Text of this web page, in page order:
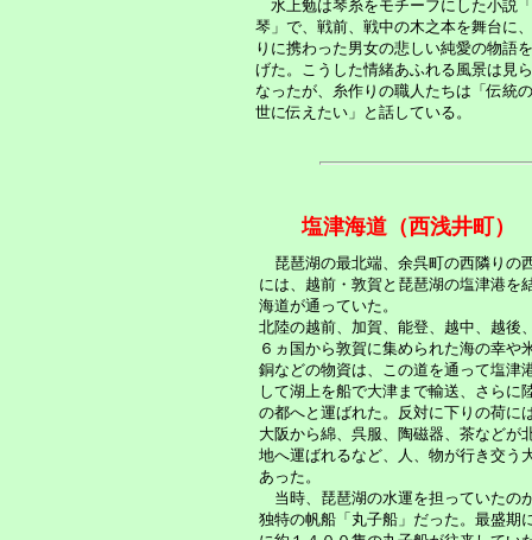
水上勉は琴糸をモチーフにした小説
琴」で、戦前、戦中の木之本を舞台に
りに携わった男女の悲しい純愛の物語
げた。こうした情緒あふれる風景は見
なったが、糸作りの職人たちは「伝統
世に伝えたい」と話している。
塩津海道（西浅井町
琵琶湖の最北端、余呉町の西隣りの
には、越前・敦賀と琵琶湖の塩津港を
海道が通っていた。
北陸の越前、加賀、能登、越中、越後
６ヵ国から敦賀に集められた海の幸や
銅などの物資は、この道を通って塩津
して湖上を船で大津まで輸送、さらに
の都へと運ばれた。反対に下りの荷に
大阪から綿、呉服、陶磁器、茶などが
地へ運ばれるなど、人、物が行き交う
あった。
当時、琵琶湖の水運を担っていたの
独特の帆船「丸子船」だった。最盛期